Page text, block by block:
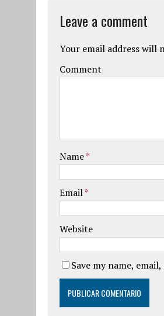
Leave a comment
Your email address will
Comment
Name*
Email*
Website
Save my name,